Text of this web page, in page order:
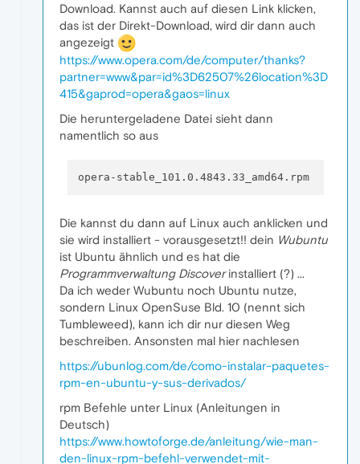
Download. Kannst auch auf diesen Link klicken,
das ist der Direkt-Download, wird dir dann auch
angezeigt
https://www.opera.com/de/computer/thanks?
partner=www&par=id%3D62507%26location%3D
415&gaprod=opera&gaos=linux
Die heruntergeladene Datei sieht dann
namentlich so aus
opera-stable_101.0.4843.33_amd64.rpm
Die kannst du dann auf Linux auch anklicken und
sie wird installiert - vorausgesetzt!! dein Wubuntu
ist Ubuntu ähnlich und es hat die
Programmverwaltung Discoverinstalliert (?) ...
Da ich weder Wubuntu noch Ubuntu nutze,
sondern Linux OpenSuse Bld. 10 (nennt sich
Tumbleweed), kann ich dir nur diesen Weg
beschreiben. Ansonsten mal hier nachlesen
https://ubunlog.com/de/como-instalar-paquetes-
rpm-en-ubuntu-y-sus-derivados/
rpm Befehle unter Linux (Anleitungen in
Deutsch)
https://www.howtoforge.de/anleitung/wie-man-
den-linux-rpm-befehl-verwendet-mit-